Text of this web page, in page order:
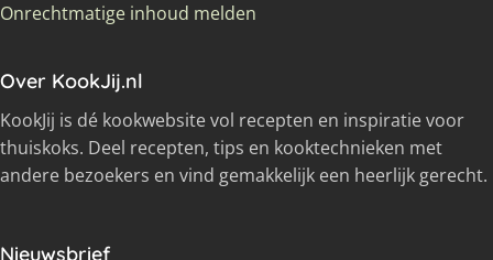
Onrechtmatige inhoud melden
Over KookJij.nl
KookJij is dé kookwebsite vol recepten en inspiratie voor
thuiskoks. Deel recepten, tips en kooktechnieken met
andere bezoekers en vind gemakkelijk een heerlijk gerecht.
Nieuwsbrief